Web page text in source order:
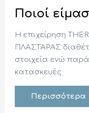
Ποιοί
Η επιχείρηση
ΠΛΑΣΤΑΡΑΣ
στοιχεία ενώ
κατασκευές
Περισσότερα